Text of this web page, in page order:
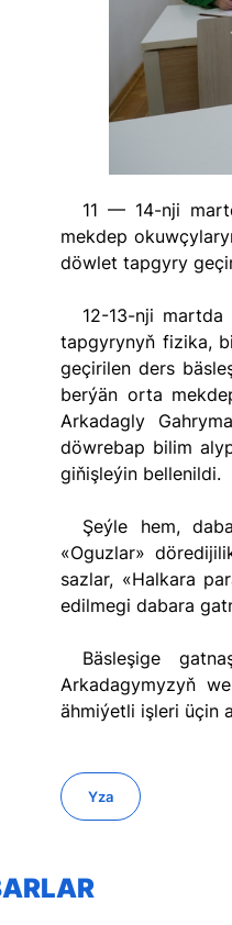
11 — 14-nji martda Türkmenistanyň ýokary we orta hünär okuw mekdeplerinde ýurdumyzyň orta
mekdep
döwlet tapgyry
12-13-nji martda Türkmenistanyň Oguz han adyndaky Inžener-tehnologiýalar uniwersitetinde döwlet
tapgyrynyň fizika,
geçirilen ders
berýän orta
Arkadagly
döwrebap bilim
giňişleýin bellenildi.
Şeýle hem, dabarada Türkmenistanyň Oguz han adyndaky Inžener-tehnologiýalar uniwersitetiniň
«Oguzlar»
sazlar, «Halkara
edilmegi dabara
Bäsleşige gatnaşyjylar Berkarar döwletiň täze eýýamynyň Galkynyşy döwründe Gahryman
Arkadagymyzyň
ähmiýetli işleri üçin
Yza